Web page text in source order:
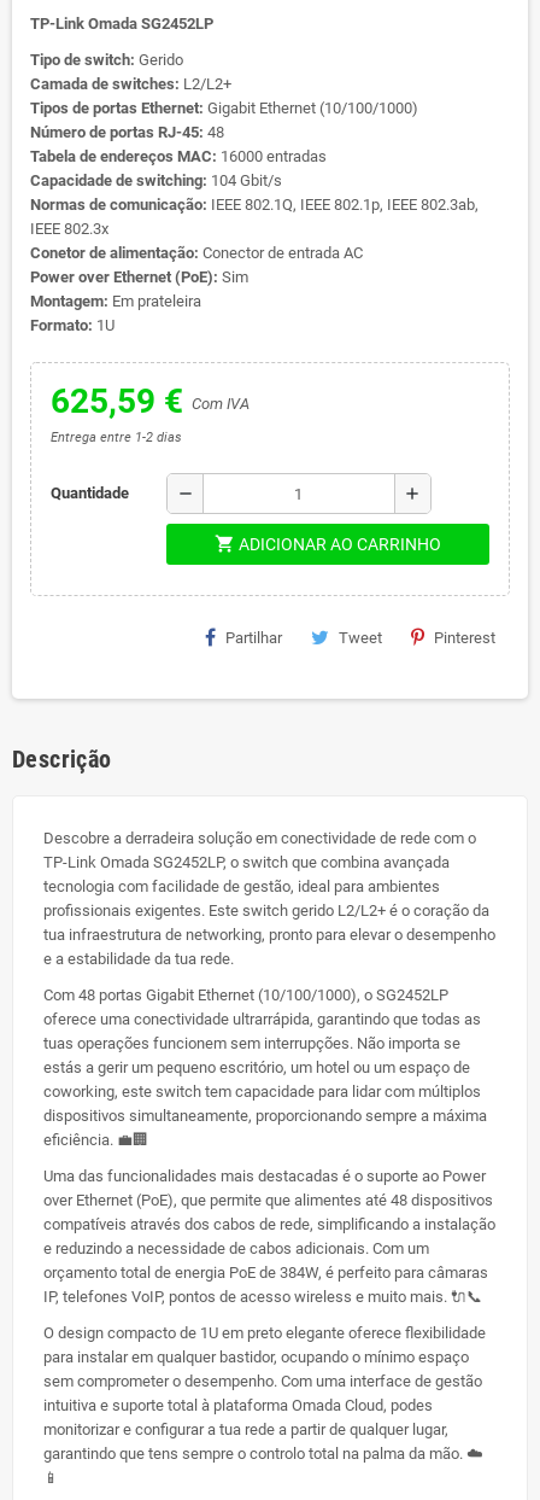
TP-Link Omada SG2452LP
Tipo de switch: Gerido
Camada de switches: L2/L2+
Tipos de portas Ethernet: Gigabit Ethernet (10/100/1000)
Número de portas RJ-45: 48
Tabela de endereços MAC: 16000 entradas
Capacidade de switching: 104 Gbit/s
Normas de comunicação: IEEE 802.1Q, IEEE 802.1p, IEEE 802.3ab,
IEEE 802.3x
Conetor de alimentação: Conector de entrada AC
Power over Ethernet (PoE): Sim
Montagem: Em prateleira
Formato: 1U
625,59 € Com IVA
Entrega entre 1-2 dias
Quantidade remove add
shopping_cart ADICIONAR AO CARRINHO
Partilhar Tweet Pinterest
Descrição
Descobre a derradeira solução em conectividade de rede com o
TP-Link Omada SG2452LP, o switch que combina avançada
tecnologia com facilidade de gestão, ideal para ambientes
profissionais exigentes. Este switch gerido L2/L2+ é o coração da
tua infraestrutura de networking, pronto para elevar o desempenho
e a estabilidade da tua rede.
Com 48 portas Gigabit Ethernet (10/100/1000), o SG2452LP
oferece uma conectividade ultrarrápida, garantindo que todas as
tuas operações funcionem sem interrupções. Não importa se
estás a gerir um pequeno escritório, um hotel ou um espaço de
coworking, este switch tem capacidade para lidar com múltiplos
dispositivos simultaneamente, proporcionando sempre a máxima
eficiência. 💼🏢
Uma das funcionalidades mais destacadas é o suporte ao Power
over Ethernet (PoE), que permite que alimentes até 48 dispositivos
compatíveis através dos cabos de rede, simplificando a instalação
e reduzindo a necessidade de cabos adicionais. Com um
orçamento total de energia PoE de 384W, é perfeito para câmaras
IP, telefones VoIP, pontos de acesso wireless e muito mais. 🔌📞
O design compacto de 1U em preto elegante oferece flexibilidade
para instalar em qualquer bastidor, ocupando o mínimo espaço
sem comprometer o desempenho. Com uma interface de gestão
intuitiva e suporte total à plataforma Omada Cloud, podes
monitorizar e configurar a tua rede a partir de qualquer lugar,
garantindo que tens sempre o controlo total na palma da mão. ☁️
📱